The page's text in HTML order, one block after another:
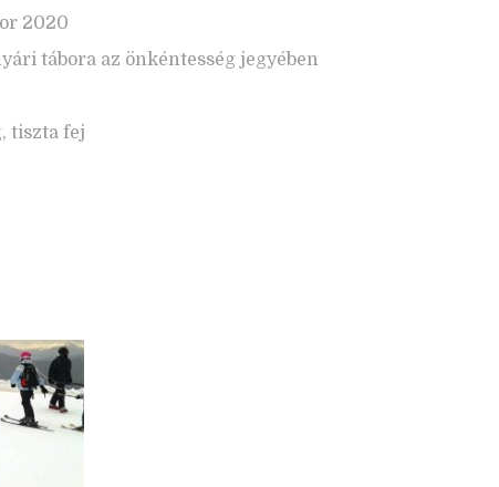
2020
tábora az önkéntesség jegyében
tiszta fej